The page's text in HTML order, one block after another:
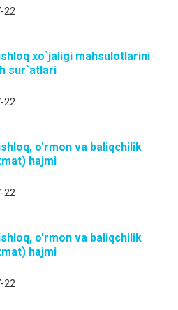
22
xo`jaligi mahsulotlarini
sur`atlari
22
o'rmon va baliqchilik
hajmi
22
o'rmon va baliqchilik
hajmi
22